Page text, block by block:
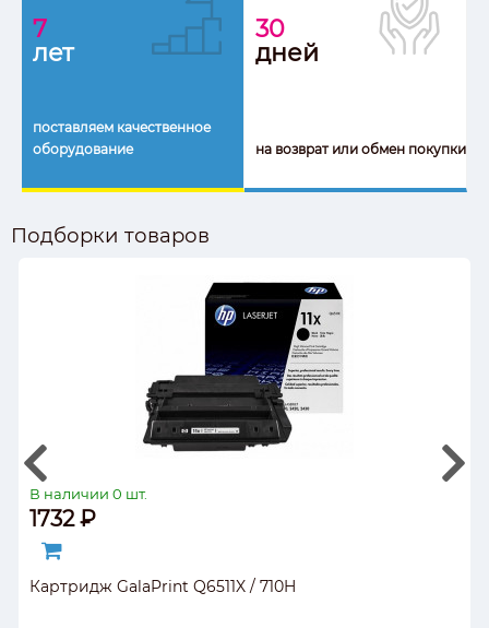
7
лет
поставляем качественное
оборудование
30
дней
на возврат или обмен покупки
Подборки товаров
В наличии 0 шт.
1732 ₽
Картридж GalaPrint Q6511X / 710H